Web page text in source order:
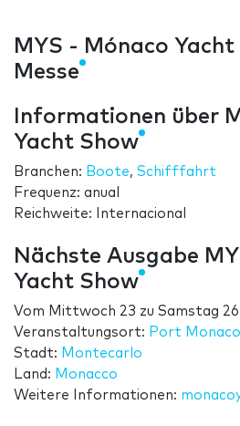
MYS - Mónaco Yacht
Messe
Informationen über
Yacht Show
Branchen: Boote, Schifffahrt
Frequenz: anual
Reichweite: Internacional
Nächste Ausgabe
Yacht Show
Vom Mittwoch 23 zu Samstag
Veranstaltungsort: Port
Stadt: Montecarlo
Land: Monacco
Weitere Informationen: